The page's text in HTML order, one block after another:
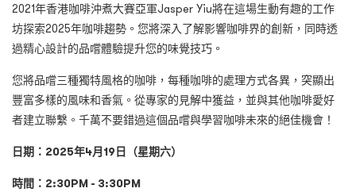
2021年香港咖啡沖煮大賽亞軍Jasper Yiu將在這場生動有趣的工作
坊探索2025年咖啡趨勢。您將深入了解影響咖啡界的創新，同時透
過精心設計的品嚐體驗提升您的味覺技巧。
您將品嚐三種獨特風格的咖啡，每種咖啡的處理方式各異，突顯出
豐富多樣的風味和香氣。從專家的見解中獲益，並與其他咖啡愛好
者建立聯繫。千萬不要錯過這個品嚐與學習咖啡未來的絕佳機會！
日期：2025年4月19日（星期六）
時間：2:30PM - 3:30PM